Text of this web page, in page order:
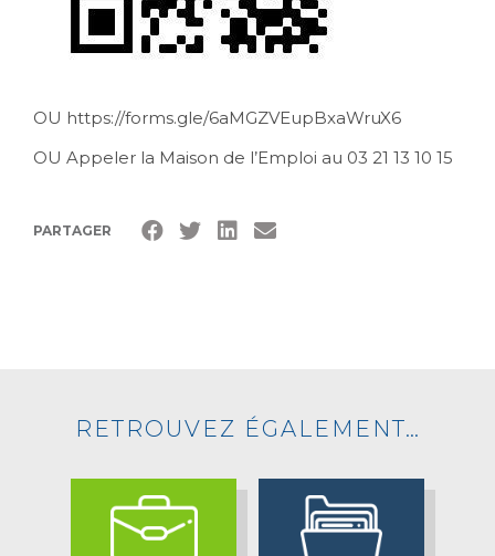
OU https://forms.gle/6aMGZVEupBxaWruX6
OU Appeler la Maison de l’Emploi au 03 21 13 10 15
PARTAGER
RETROUVEZ ÉGALEMENT…